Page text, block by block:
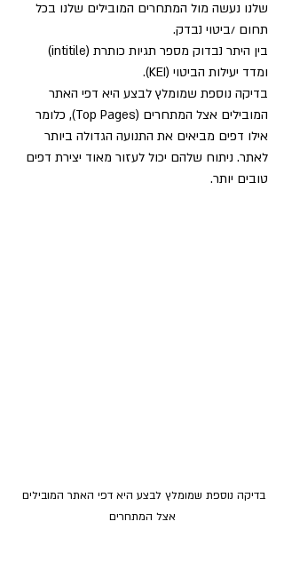
שלנו נעשה מול המתחרים המובילים שלנו בכל
תחום /ביטוי נבדק.
בין היתר נבדוק מספר תגיות כותרת (intitile)
ומדד יעילות הביטוי (KEI).
בדיקה נוספת שמומלץ לבצע היא דפי האתר
המובילים אצל המתחרים (Top Pages), כלומר
אילו דפים מביאים את התנועה הגדולה ביותר
לאתר. ניתוח שלהם יכול לעזור מאוד יצירת דפים
טובים יותר.
בדיקה נוספת שמומלץ לבצע היא דפי האתר המובילים
אצל המתחרים